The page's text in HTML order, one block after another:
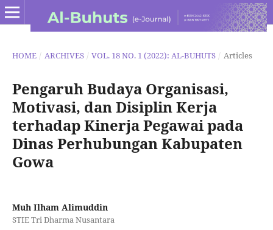
HOME / ARCHIVES / VOL. 18 NO. 1 (2022): AL-BUHUTS / Articles
Pengaruh Budaya Organisasi,
Motivasi, dan Disiplin Kerja
terhadap Kinerja Pegawai pada
Dinas Perhubungan Kabupaten
Gowa
Muh Ilham Alimuddin
STIE Tri Dharma Nusantara